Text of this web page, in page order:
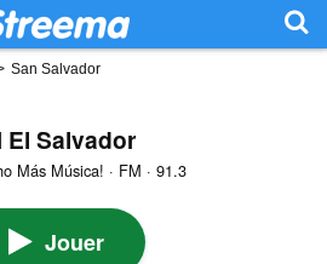
San Salvador
El Salvador
Más Música! · FM · 91.3
Jouer